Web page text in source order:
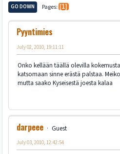
GO DOWN Pages 1
Pyyntimies
July 02, 2010, 19:11:11
Onko kellään täällä olevilla
katsomaan sinne erästä palstaa.
mutta saako Kyseisestä joesta kalaa
darpeee
Guest
July 03, 2010, 12:42:54